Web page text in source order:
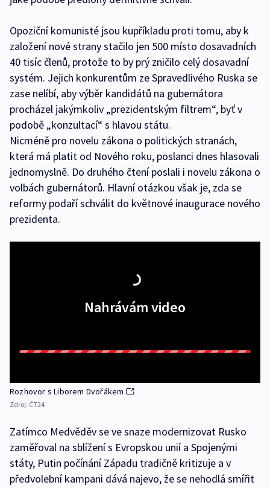
Opoziční komunisté jsou kupříkladu proti tomu, aby k
založení nové strany stačilo jen 500 místo dosavadních
40 tisíc členů, protože to by prý zničilo celý dosavadní
systém. Jejich konkurentům ze Spravedlivého Ruska se
zase nelíbí, aby výběr kandidátů na gubernátora
procházel jakýmkoliv „prezidentským filtrem“, byť v
podobě „konzultací“ s hlavou státu.
Nicméně pro novelu zákona o politických stranách,
která má platit od Nového roku, poslanci dnes hlasovali
jednomyslně. Do druhého čtení poslali i novelu zákona o
volbách gubernátorů. Hlavní otázkou však je, zda se
reformy podaří schválit do květnové inaugurace nového
prezidenta.
Nahrávám video
Rozhovor s Liborem Dvořákem
Zdroj: ČT24
Zatímco Medvěděv se ve snaze modernizovat Rusko
zaměřoval na sblížení s Evropskou unií a Spojenými
státy, Putin počínání Západu tradičně kritizuje a v
předvolební kampani dává najevo, že se nehodlá smířit